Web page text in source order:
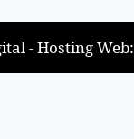
- Hosting Web: